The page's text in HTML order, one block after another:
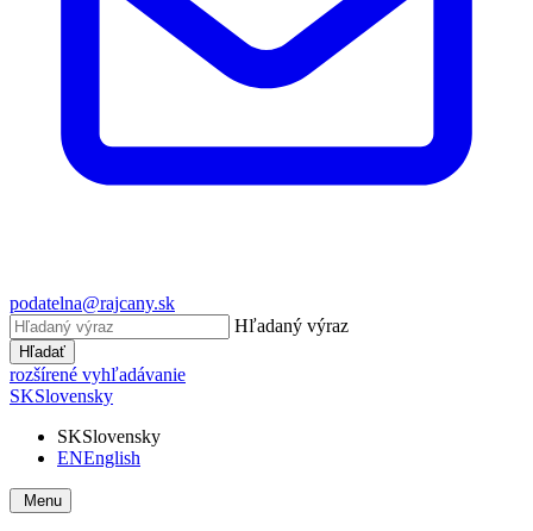
podatelna@rajcany.sk
Hľadaný výraz
Hľadať
rozšírené vyhľadávanie
SKSlovensky
SKSlovensky
ENEnglish
Menu